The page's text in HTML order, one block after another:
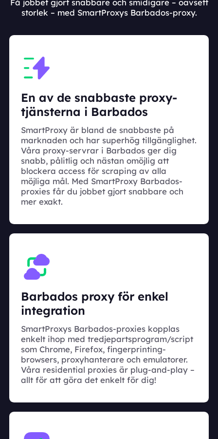
Få jobbet gjort snabbare och smidigare – oavsett
storlek – med SmartProxys Barbados-proxy.
En av de snabbaste proxy-
tjänsterna i Barbados
SmartProxy är bland de snabbaste på
marknaden och har superhög tillgänglighet.
Våra proxy-servrar i Barbados ger dig
snabb, pålitlig och nästan omöjlig att
blockera access för scraping av alla
möjliga mål. Med SmartProxy Barbados-
proxies får du jobbet gjort snabbare och
mer exakt.
Barbados proxy för enkel
integration
SmartProxys Barbados-proxies kopplas
enkelt ihop med tredjepartsprogram/script
som Chrome, Firefox, fingerprinting-
browsers, proxyhanterare och emulatorer.
Våra residential proxies är plug-and-play –
allt för att göra det enkelt för dig!